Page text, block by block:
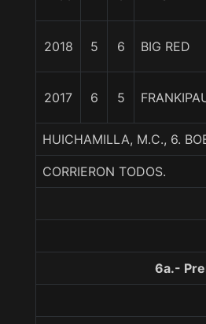
2018 5 6 BIG RED
2017 6 5
HUICHAMILLA, M.C., 6.
CORRIERON TODOS.
6a.-